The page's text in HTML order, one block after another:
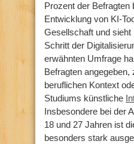
Prozent der Befragten
Entwicklung von KI-
Gesellschaft und sieht
Schritt der
erwähnten Umfrage
Befragten angegeben,
beruflichen Kontext
Studiums künstliche
Insbesondere bei der
18 und 27 Jahren ist
besonders stark